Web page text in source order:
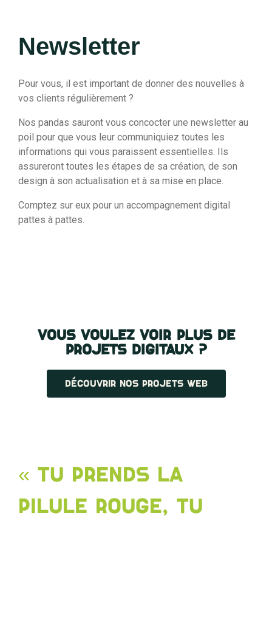
Newsletter
Pour vous, il est important de donner des nouvelles à
vos clients régulièrement ?
Nos pandas sauront vous concocter une newsletter au
poil pour que vous leur communiquiez toutes les
informations qui vous paraissent essentielles. Ils
assureront toutes les étapes de sa création, de son
design à son actualisation et à sa mise en place.
Comptez sur eux pour un accompagnement digital
pattes à pattes.
Vous voulez voir plus de
projets digitaux ?
DÉCOUVRIR NOS PROJETS WEB
« TU PRENDS LA
PILULE ROUGE, TU